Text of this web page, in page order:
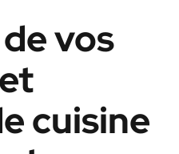
vos
cuisine